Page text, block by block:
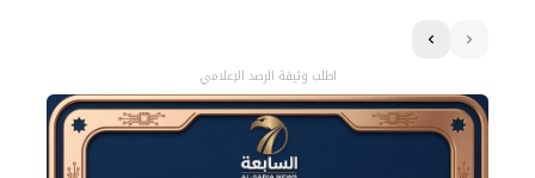
اطلب وثيقة الرصد الإعلامي